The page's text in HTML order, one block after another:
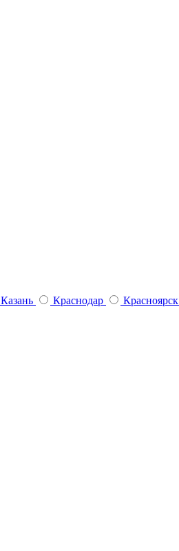
Казань Краснодар Красноярск